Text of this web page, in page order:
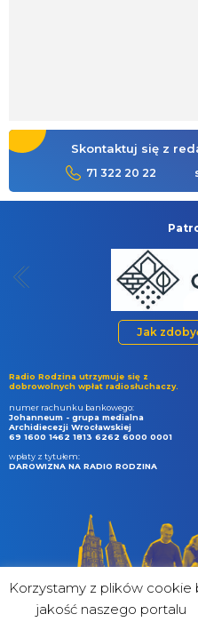
Skontaktuj się z
71 322 20 22
Jak
Radio Rodzina utrzymuje się z
dobrowolnych wpłat radiosłuchaczy.
numer rachunku bankowego:
Johanneum - grupa medialna
Archidiecezji Wrocławskiej
69 1600 1462 1813 6262 6000 0001
wpłaty z tytułem:
DAROWIZNA NA RADIO RODZINA
Korzystamy z plików cookie
jakość naszego portalu